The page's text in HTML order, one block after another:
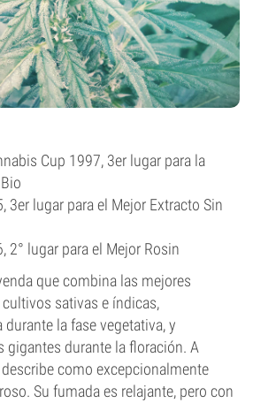
Cup 1997, 3er lugar para la
3er lugar para el Mejor Extracto Sin
2° lugar para el Mejor Rosin
que combina las mejores
sativas e índicas,
la fase vegetativa, y
gigantes durante la floración. A
como excepcionalmente
Su fumada es relajante, pero con